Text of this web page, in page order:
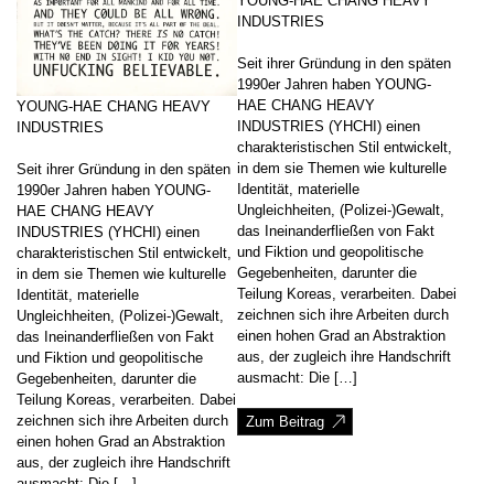
YOUNG-HAE CHANG HEAVY
INDUSTRIES
Seit ihrer Gründung in den späten
1990er Jahren haben YOUNG-
HAE CHANG HEAVY
INDUSTRIES (YHCHI) einen
charakteristischen Stil entwickelt,
in dem sie Themen wie kulturelle
Identität, materielle
Ungleichheiten, (Polizei-)Gewalt,
das Ineinanderfließen von Fakt
und Fiktion und geopolitische
Gegebenheiten, darunter die
Teilung Koreas, verarbeiten. Dabei
zeichnen sich ihre Arbeiten durch
einen hohen Grad an Abstraktion
aus, der zugleich ihre Handschrift
INDUSTRIES
Seit ihrer Gründung in den späten
1990er Jahren haben YOUNG-
HAE CHANG HEAVY
INDUSTRIES (YHCHI) einen
charakteristischen Stil entwickelt,
in dem sie Themen wie kulturelle
Identität, materielle
Ungleichheiten, (Polizei-)Gewalt,
das Ineinanderfließen von Fakt
und Fiktion und geopolitische
Gegebenheiten, darunter die
Teilung Koreas, verarbeiten. Dabei
zeichnen sich ihre Arbeiten durch
einen hohen Grad an Abstraktion
aus, der zugleich ihre Handschrift
ausmacht: Die […]
Zum Beitrag